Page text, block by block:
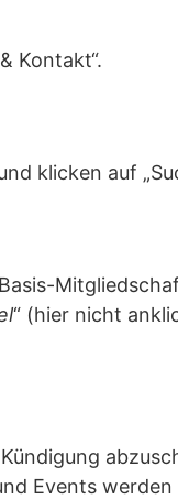
Kontakt“.
klicken auf
“ (hier nicht
Events werden